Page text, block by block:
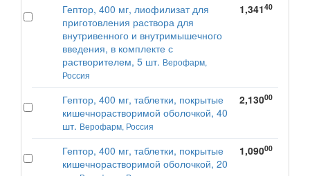
Гептор, 400 мг, лиофилизат для
приготовления раствора для
внутривенного и внутримышечного
введения, в комплекте с
растворителем, 5 шт. Верофарм,
Россия
1,34140
Гептор, 400 мг, таблетки, покрытые
кишечнорастворимой оболочкой, 40
шт. Верофарм, Россия
2,13000
Гептор, 400 мг, таблетки, покрытые
кишечнорастворимой оболочкой, 20
1,09000